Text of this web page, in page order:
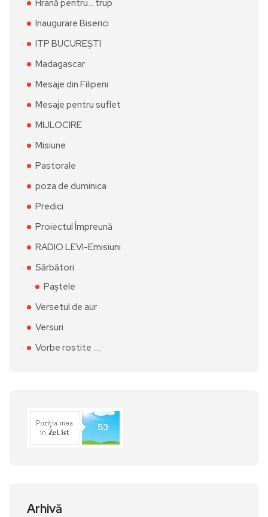
Hrană pentru… trup
Inaugurare Biserici
ITP BUCUREȘTI
Madagascar
Mesaje din Filipeni
Mesaje pentru suflet
MIJLOCIRE
Misiune
Pastorale
poza de duminica
Predici
Proiectul Împreună
RADIO LEVI-Emisiuni
Sărbători
Paștele
Versetul de aur
Versuri
Vorbe rostite ….
Arhivă